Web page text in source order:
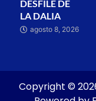
DESFILE DE
LA DALIA
agosto 8, 2026
Copyright ©